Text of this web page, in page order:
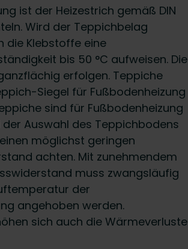
ist der Heizestrich gemäß DIN
Wird der Teppichbelag
die Klebstoffe eine
bis 50 °C aufweisen. Die
erfolgen. Teppiche
Siegel für Fußbodenheizung
sind für Fußbodenheizung
der Auswahl des Teppichbodens
möglichst geringen
achten. Mit zunehmendem
muss zwangsläufig
der
angehoben werden.
sich auch die Wärmeverluste